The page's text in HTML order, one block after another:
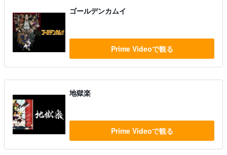
ゴールデンカムイ
Prime Videoで観る
地獄楽
Prime Videoで観る